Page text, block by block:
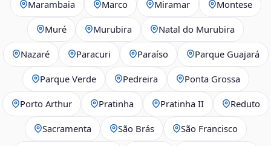
Marambaia Marco Miramar Montese
Muré Murubira Natal do Murubira
Nazaré Paracuri Paraíso Parque Guajará
Parque Verde Pedreira Ponta Grossa
Porto Arthur Pratinha Pratinha II Reduto
Sacramenta São Brás São Francisco